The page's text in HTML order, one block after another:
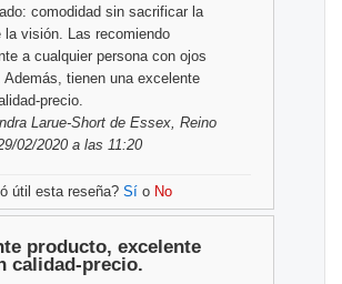
comodidad sin sacrificar la
la visión. Las recomiendo
a cualquier persona con ojos
Además, tienen una excelente
precio.
Larue-Short de Essex, Reino
02/2020 a las 11:20
útil esta reseña? Sí o No
producto, excelente
calidad-precio.